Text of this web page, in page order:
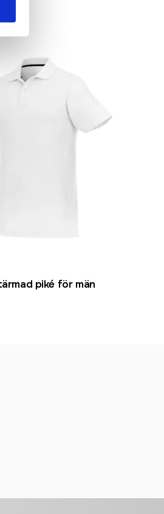
piké för män